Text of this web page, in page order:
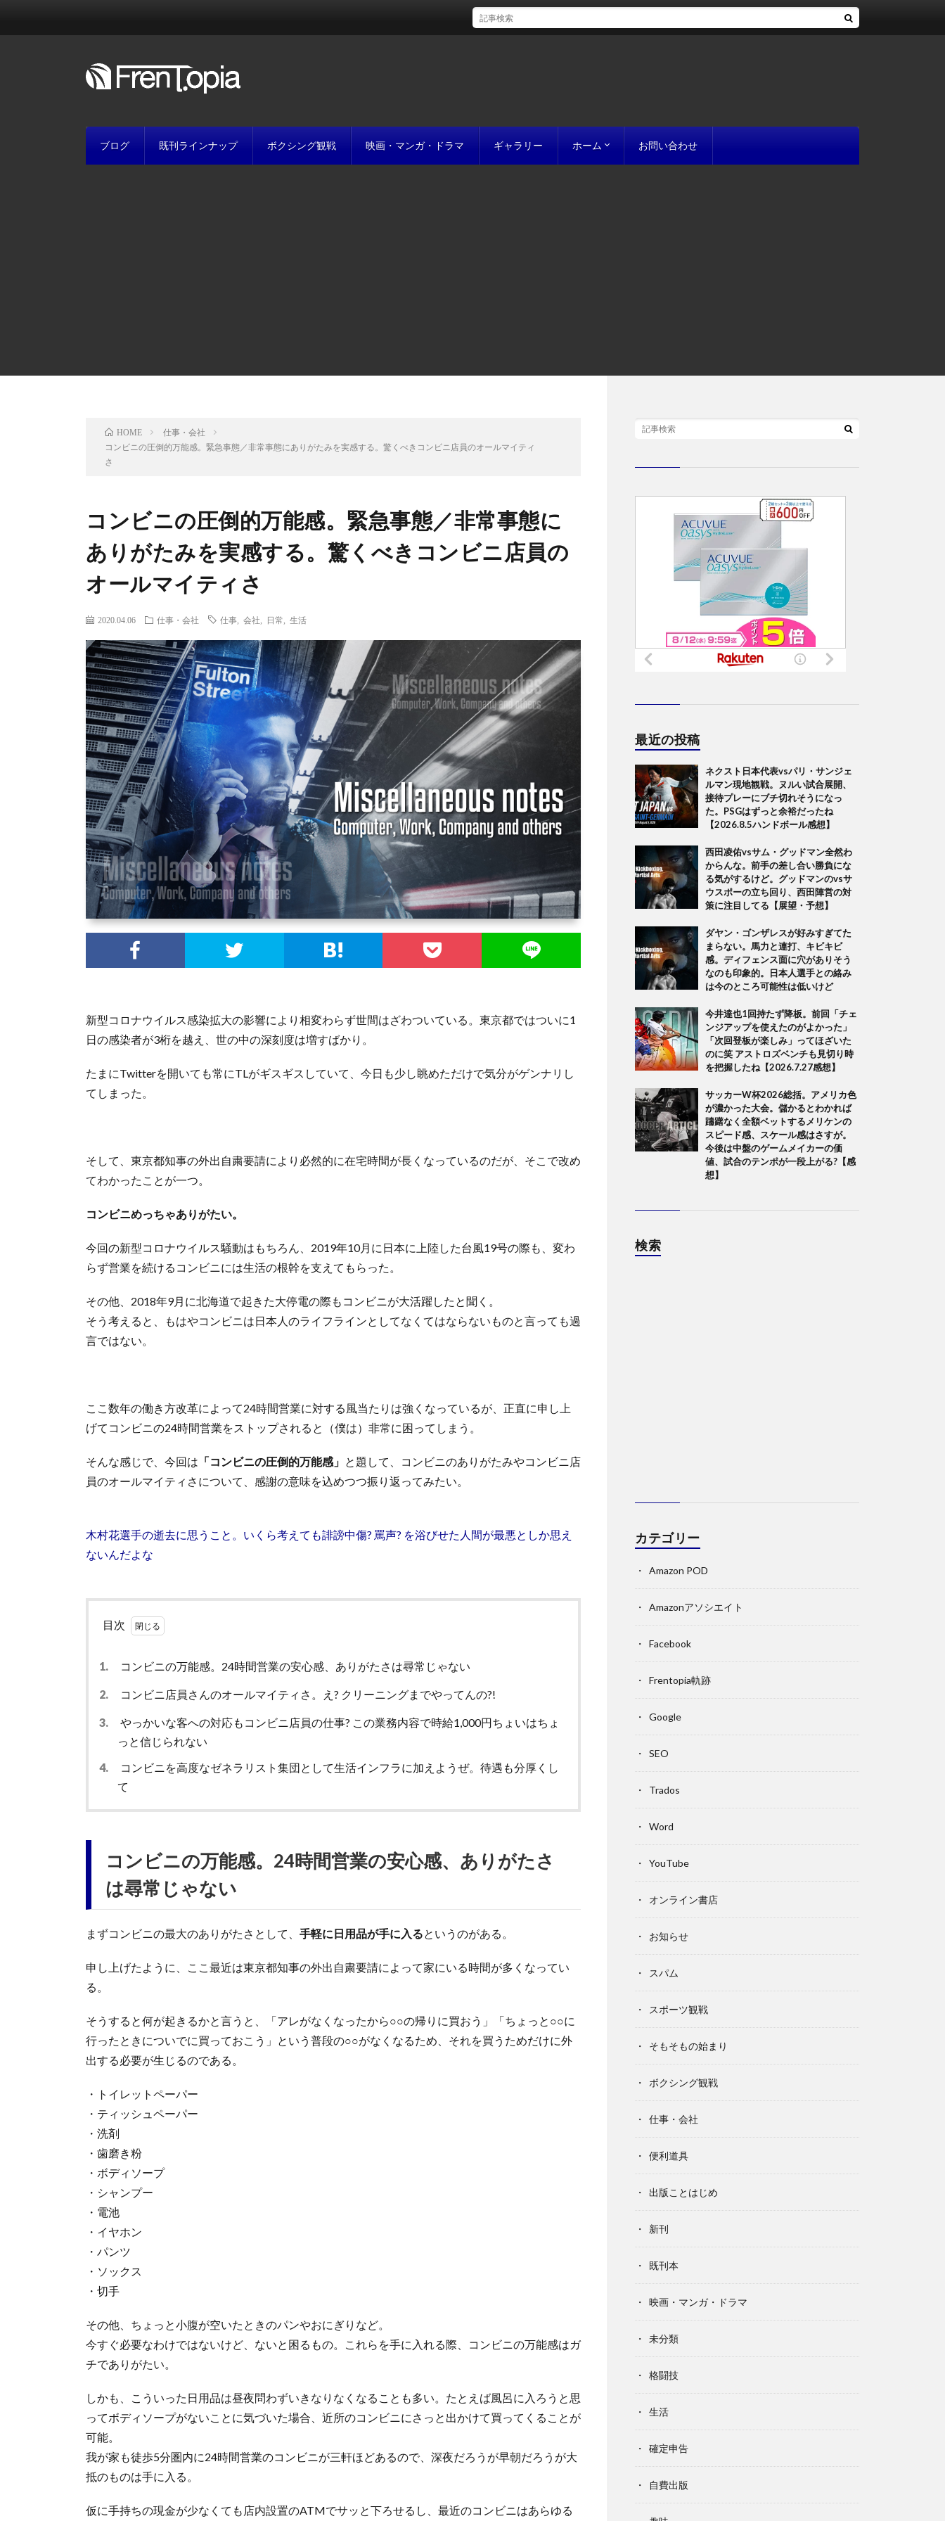
ブログ 既刊ラインナップ ボクシング観戦 映画・マンガ・ドラマ ギャラリー ホーム お問い合わせ
HOME
仕事・会社
コンビニの圧倒的万能感。緊急事態／非常事態にありがたみを実感する。驚くべきコンビニ店員のオールマイティ
さ
コンビニの圧倒的万能感。緊急事態／非常事態に
ありがたみを実感する。驚くべきコンビニ店員の
オールマイティさ
2020.04.06 仕事・会社 仕事 会社 日常 生活
新型コロナウイルス感染拡大の影響により相変わらず世間はざわついている。東京都ではついに1
日の感染者が3桁を越え、世の中の深刻度は増すばかり。
たまにTwitterを開いても常にTLがギスギスしていて、今日も少し眺めただけで気分がゲンナリし
てしまった。
そして、東京都知事の外出自粛要請により必然的に在宅時間が長くなっているのだが、そこで改め
てわかったことが一つ。
コンビニめっちゃありがたい。
今回の新型コロナウイルス騒動はもちろん、2019年10月に日本に上陸した台風19号の際も、変わ
らず営業を続けるコンビニには生活の根幹を支えてもらった。
その他、2018年9月に北海道で起きた大停電の際もコンビニが大活躍したと聞く。
そう考えると、もはやコンビニは日本人のライフラインとしてなくてはならないものと言っても過
言ではない。
ここ数年の働き方改革によって24時間営業に対する風当たりは強くなっているが、正直に申し上
げてコンビニの24時間営業をストップされると（僕は）非常に困ってしまう。
そんな感じで、今回は 「コンビニの圧倒的万能感」 と題して、コンビニのありがたみやコンビニ店
員のオールマイティさについて、感謝の意味を込めつつ振り返ってみたい。
木村花選手の逝去に思うこと。いくら考えても誹謗中傷? 罵声? を浴びせた人間が最悪としか思え
ないんだよな
目次
1. コンビニの万能感。24時間営業の安心感、ありがたさは尋常じゃない
2. コンビニ店員さんのオールマイティさ。え? クリーニングまでやってんの?!
3.
やっかいな客への対応もコンビニ店員の仕事? この業務内容で時給1,000円ちょいはちょ
っと信じられない
4.
コンビニを高度なゼネラリスト集団として生活インフラに加えようぜ。待遇も分厚くし
て
コンビニの万能感。24時間営業の安心感、ありがたさ
は尋常じゃない
まずコンビニの最大のありがたさとして、 手軽に日用品が手に入る というのがある。
申し上げたように、ここ最近は東京都知事の外出自粛要請によって家にいる時間が多くなってい
る。
そうすると何が起きるかと言うと、「アレがなくなったから○○の帰りに買おう」「ちょっと○○に
行ったときについでに買っておこう」という普段の○○がなくなるため、それを買うためだけに外
出する必要が生じるのである。
・トイレットペーパー
・ティッシュペーパー
・洗剤
・歯磨き粉
・ボディソープ
・シャンプー
・電池
・イヤホン
・パンツ
・ソックス
・切手
その他、ちょっと小腹が空いたときのパンやおにぎりなど。
今すぐ必要なわけではないけど、ないと困るもの。これらを手に入れる際、コンビニの万能感はガ
チでありがたい。
しかも、こういった日用品は昼夜問わずいきなりなくなることも多い。たとえば風呂に入ろうと思
ってボディソープがないことに気づいた場合、近所のコンビニにさっと出かけて買ってくることが
可能。
我が家も徒歩5分圏内に24時間営業のコンビニが三軒ほどあるので、深夜だろうが早朝だろうが大
抵のものは手に入る。
仮に手持ちの現金が少なくても店内設置のATMでサッと下ろせるし、最近のコンビニはあらゆる
最近の投稿
ネクスト日本代表vsパリ・サンジェ
ルマン現地観戦。ヌルい試合展開、
接待プレーにブチ切れそうになっ
た。PSGはずっと余裕だったね
【2026.8.5ハンドボール感想】
西田凌佑vsサム・グッドマン全然わ
からんな。前手の差し合い勝負にな
る気がするけど。グッドマンのvsサ
ウスポーの立ち回り、西田陣営の対
策に注目してる【展望・予想】
ダヤン・ゴンザレスが好みすぎてた
まらない。馬力と連打、キビキビ
感。ディフェンス面に穴がありそう
なのも印象的。日本人選手との絡み
は今のところ可能性は低いけど
今井達也1回持たず降板。前回「チェ
ンジアップを使えたのがよかった」
「次回登板が楽しみ」ってほざいた
のに笑 アストロズベンチも見切り時
を把握したね【2026.7.27感想】
サッカーW杯2026総括。アメリカ色
が濃かった大会。儲かるとわかれば
躊躇なく全額ベットするメリケンの
スピード感、スケール感はさすが。
今後は中盤のゲームメイカーの価
値、試合のテンポが一段上がる?【感
想】
検索
カテゴリー
Amazon POD
Amazonアソシエイト
Facebook
Frentopia軌跡
Google
SEO
Trados
Word
YouTube
オンライン書店
お知らせ
スパム
スポーツ観戦
そもそもの始まり
ボクシング観戦
仕事・会社
便利道具
出版ことはじめ
新刊
既刊本
映画・マンガ・ドラマ
未分類
格闘技
生活
確定申告
自費出版